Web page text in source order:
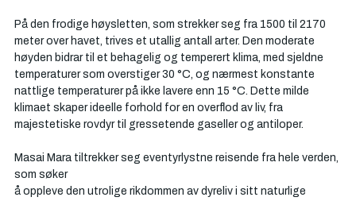
På den frodige høysletten, som strekker seg fra 1500 til 2170
meter over havet, trives et utallig antall arter. Den moderate
høyden bidrar til et behagelig og temperert klima, med sjeldne
temperaturer som overstiger 30 °C, og nærmest konstante
nattlige temperaturer på ikke lavere enn 15 °C. Dette milde
klimaet skaper ideelle forhold for en overflod av liv, fra
majestetiske rovdyr til gressetende gaseller og antiloper.
Masai Mara tiltrekker seg eventyrlystne reisende fra hele verden,
som søker
å oppleve den utrolige rikdommen av dyreliv i sitt naturlige